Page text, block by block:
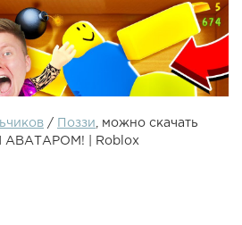
/ Поззи
, можно скачать
| Roblox